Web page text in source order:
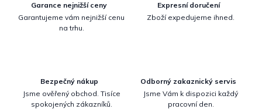
Garance nejnižší ceny
Garantujeme vám nejnižší cenu
na trhu.
Expresní doručení
Zboží expedujeme ihned.
Bezpečný nákup
Jsme ověřený obchod. Tisíce
spokojených zákazníků.
Odborný zakaznický servis
Jsme Vám k dispozici každý
pracovní den.